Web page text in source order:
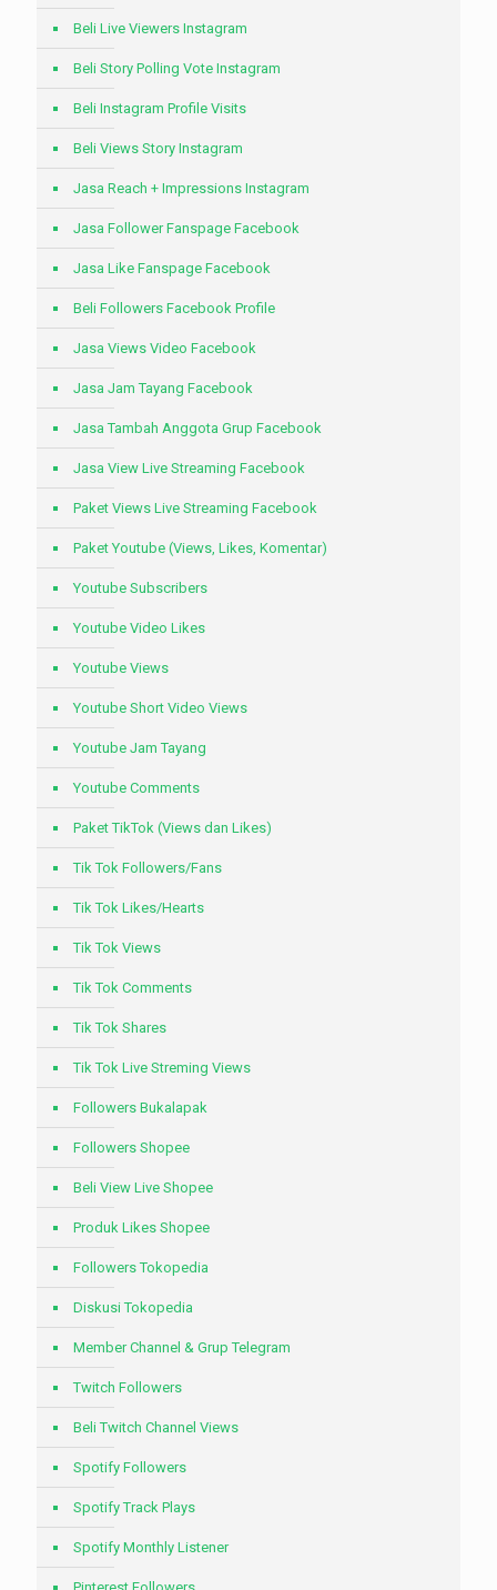
Beli Live Viewers Instagram
Beli Story Polling Vote Instagram
Beli Instagram Profile Visits
Beli Views Story Instagram
Jasa Reach + Impressions Instagram
Jasa Follower Fanspage Facebook
Jasa Like Fanspage Facebook
Beli Followers Facebook Profile
Jasa Views Video Facebook
Jasa Jam Tayang Facebook
Jasa Tambah Anggota Grup Facebook
Jasa View Live Streaming Facebook
Paket Views Live Streaming Facebook
Paket Youtube (Views, Likes, Komentar)
Youtube Subscribers
Youtube Video Likes
Youtube Views
Youtube Short Video Views
Youtube Jam Tayang
Youtube Comments
Paket TikTok (Views dan Likes)
Tik Tok Followers/Fans
Tik Tok Likes/Hearts
Tik Tok Views
Tik Tok Comments
Tik Tok Shares
Tik Tok Live Streming Views
Followers Bukalapak
Followers Shopee
Beli View Live Shopee
Produk Likes Shopee
Followers Tokopedia
Diskusi Tokopedia
Member Channel & Grup Telegram
Twitch Followers
Beli Twitch Channel Views
Spotify Followers
Spotify Track Plays
Spotify Monthly Listener